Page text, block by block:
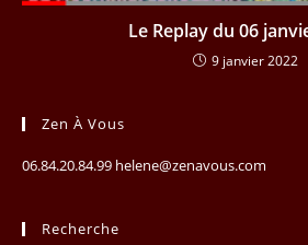
Le Replay du 06
9 janvier 2022
Zen À Vous
06.84.20.84.99 helene@zenavous.com
Recherche